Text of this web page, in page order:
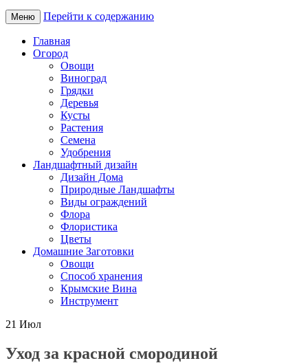
Меню Перейти к содержанию
Главная
Огород
Овощи
Виноград
Грядки
Деревья
Кусты
Растения
Семена
Удобрения
Ландшафтный дизайн
Дизайн Дома
Природные Ландшафты
Виды ограждений
Флора
Флористика
Цветы
Домашние Заготовки
Овощи
Способ хранения
Крымские Вина
Инструмент
21 Июл
Уход за красной смородиной